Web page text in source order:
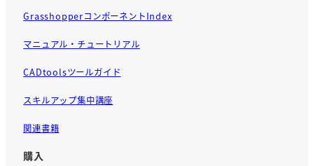
GrasshopperコンポーネントIndex
マニュアル・チュートリアル
CADtoolsツールガイド
スキルアップ集中講座
関連書籍
購入